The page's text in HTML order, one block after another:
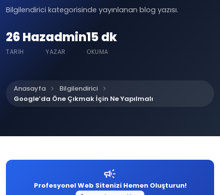
Bilgilendirici kategorisinde yayınlanan blog yazısı.
26 Haz
TARIH
admin
YAZAR
15 dk
OKUMA
Anasayfa chevron_right Bilgilendirici chevron_right
Google’da Öne Çıkmak İçin Ne Yapılmalı
campaign
Profesyonel Web Sitenizi Hemen Oluşturun!